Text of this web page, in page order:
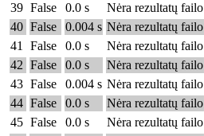
39 False 0.0 s
Nėra rezultatų failo
40 False 0.004 s Nėra rezultatų failo
41
False 0.0 s
Nėra rezultatų failo
42 False 0.0 s
Nėra rezultatų failo
43 False 0.004 s Nėra rezultatų failo
44 False 0.0 s
Nėra rezultatų failo
45 False 0.0 s
Nėra rezultatų failo